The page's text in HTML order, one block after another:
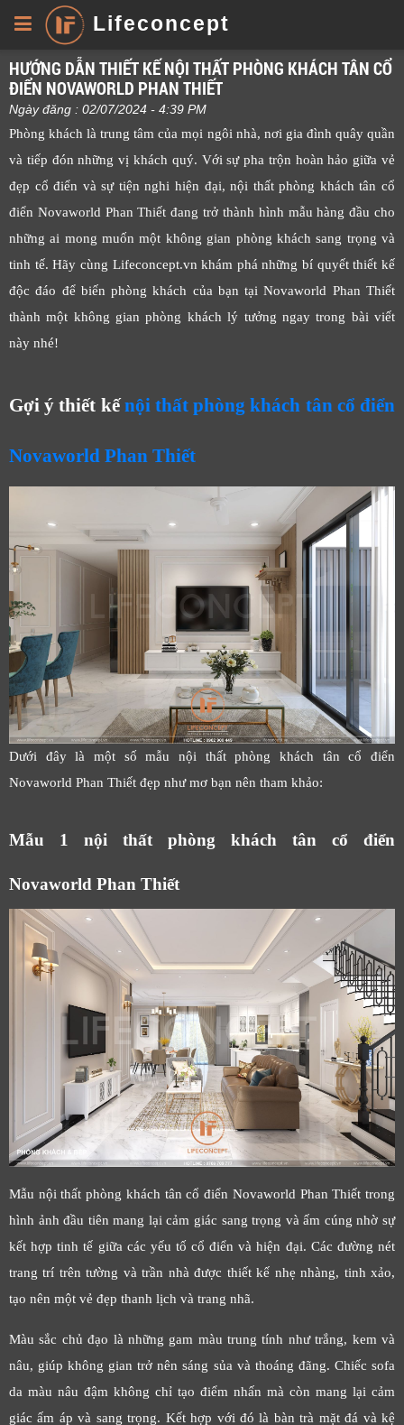
Lifeconcept
HƯỚNG DẪN THIẾT KẾ NỘI THẤT PHÒNG KHÁCH TÂN CỔ
ĐIỂN NOVAWORLD PHAN THIẾT
Ngày đăng : 02/07/2024 - 4:39 PM
Phòng khách là trung tâm của mọi ngôi nhà, nơi gia đình quây quần
và tiếp đón những vị khách quý. Với sự pha trộn hoàn hảo giữa vẻ
đẹp cổ điển và sự tiện nghi hiện đại, nội thất phòng khách tân cổ
điển Novaworld Phan Thiết đang trở thành hình mẫu hàng đầu cho
những ai mong muốn một không gian phòng khách sang trọng và
tinh tế. Hãy cùng Lifeconcept.vn khám phá những bí quyết thiết kế
độc đáo để biến phòng khách của bạn tại Novaworld Phan Thiết
thành một không gian phòng khách lý tưởng ngay trong bài viết
này nhé!
Gợi ý thiết kếnội thất phòng khách tân cổ điển
Novaworld Phan Thiết
Dưới đây là một số mẫu nội thất phòng khách tân cổ điển
Novaworld Phan Thiết đẹp như mơ bạn nên tham khảo:
Mẫu 1 nội thất phòng khách tân cổ điển
Novaworld Phan Thiết
Mẫu nội thất phòng khách tân cổ điển Novaworld Phan Thiết trong
hình ảnh đầu tiên mang lại cảm giác sang trọng và ấm cúng nhờ sự
kết hợp tinh tế giữa các yếu tố cổ điển và hiện đại. Các đường nét
trang trí trên tường và trần nhà được thiết kế nhẹ nhàng, tinh xảo,
tạo nên một vẻ đẹp thanh lịch và trang nhã.
Màu sắc chủ đạo là những gam màu trung tính như trắng, kem và
nâu, giúp không gian trở nên sáng sủa và thoáng đãng. Chiếc sofa
da màu nâu đậm không chỉ tạo điểm nhấn mà còn mang lại cảm
giác ấm áp và sang trọng. Kết hợp với đó là bàn trà mặt đá và kệ